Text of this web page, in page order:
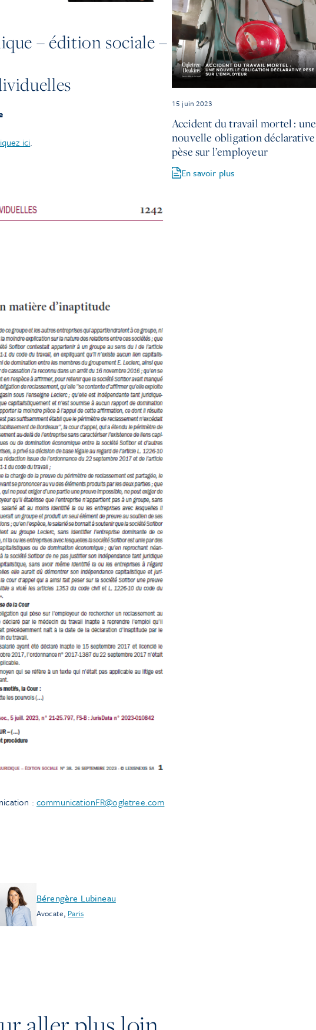
– édition sociale –
ici.
: communicationFR@ogletree.com
Bérengère Lubineau
Avocate, Paris
15 juin 2023
Accident du travail mortel : une
nouvelle obligation déclarative
pèse sur l’employeur
En savoir plus